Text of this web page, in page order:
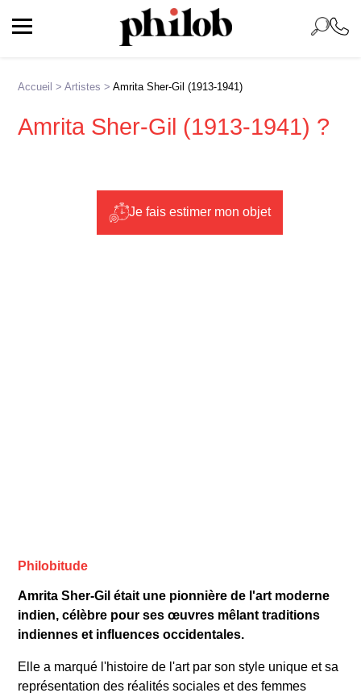
Accueil >Artistes >Amrita Sher-Gil (1913-1941)
Amrita Sher-Gil (1913-1941) ?
Je fais estimer mon objet
Philobitude
Amrita Sher-Gil était une pionnière de l'art moderne
indien, célèbre pour ses œuvres mêlant traditions
indiennes et influences occidentales.
Elle a marqué l'histoire de l'art par son style unique et sa
représentation des réalités sociales et des femmes